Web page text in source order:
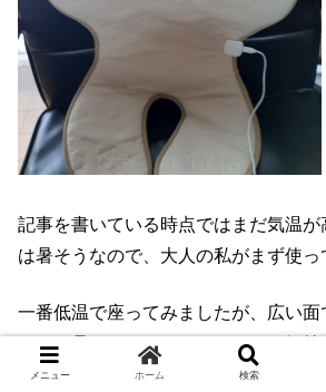
記事を書いている時点ではまだ気温
は暑そうなので、大人の私がまず使っ
一番低温で座ってみましたが、広い
ので、暑すぎることはなくとても気
メニュー ホーム 検索